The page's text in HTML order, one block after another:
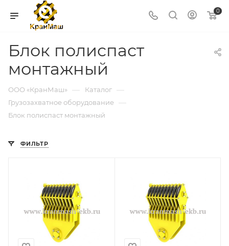
0
Блок полиспаст
монтажный
ООО «КранМаш» — Каталог —
Грузозахватное оборудование —
Блок полиспаст монтажный
ФИЛЬТР